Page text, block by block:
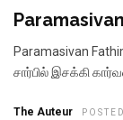
Paramasivan
சார்பில் இசக்கி
The Auteur